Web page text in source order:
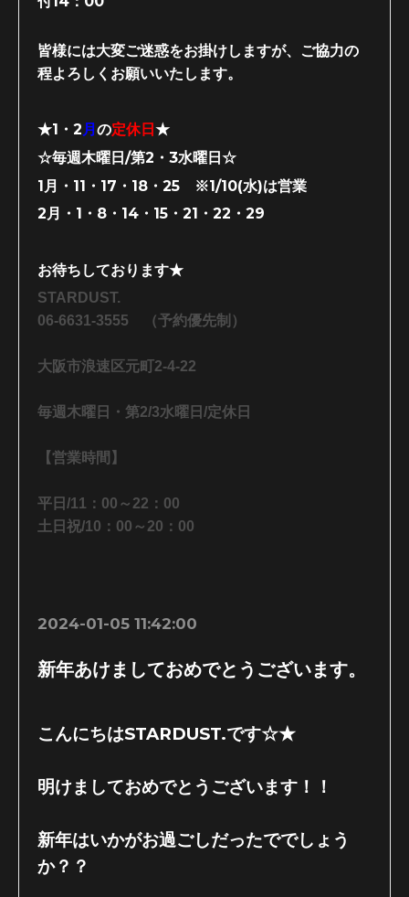
皆様には大変ご迷惑をお掛けしますが、ご協力の
程よろしくお願いいたします。
★1・2月 の定休日 ★
☆毎週木曜日/第2・3水曜日☆
1月・11・17・18・25 ※1/10(水)は営業
2月・1・8・14・15・21・22・29
お待ちしております★
STARDUST.
06-6631-3555 （予約優先制）
大阪市浪速区元町2-4-22
毎週木曜日・第2/3水曜日/定休日
【営業時間】
平日/11：00～22：00
土日祝/10：00～20：00
2024-01-05 11:42:00
新年あけましておめでとうございます。
こんにちはSTARDUST.です☆★
明けましておめでとうございます！！
新年はいかがお過ごしだったででしょう
か？？